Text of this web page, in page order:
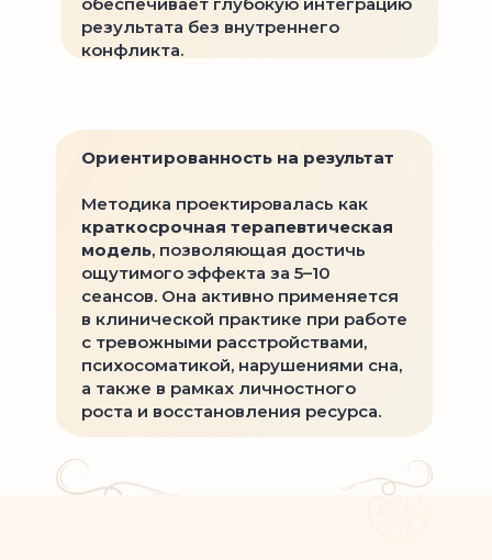
результата без внутреннего
конфликта.
Ориентированность на результат
Методика проектировалась как
краткосрочная терапевтическая
модель, позволяющая достичь
ощутимого эффекта за 5–10
сеансов. Она активно применяется
в клинической практике при работе
с тревожными расстройствами,
психосоматикой, нарушениями сна,
а также в рамках личностного
роста и восстановления ресурса.